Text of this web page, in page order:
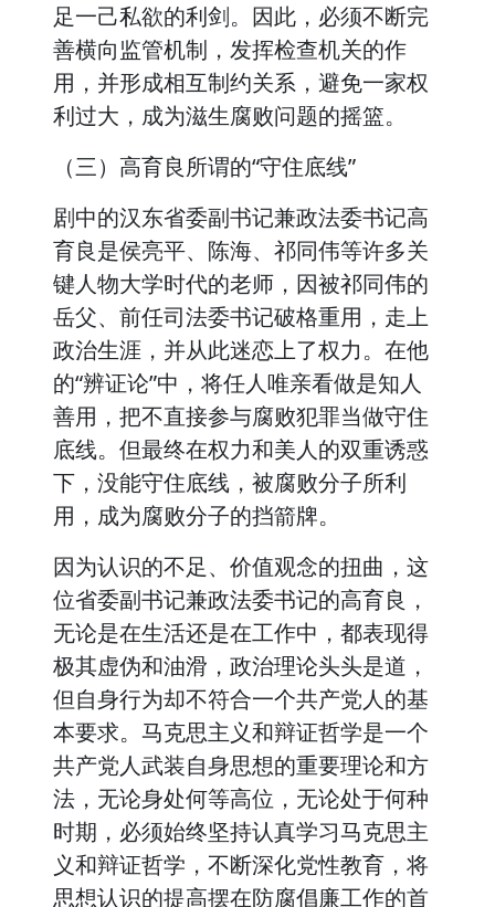
足一己私欲的利剑。因此，必须不断完
善横向监管机制，发挥检查机关的作
用，并形成相互制约关系，避免一家权
利过大，成为滋生腐败问题的摇篮。
（三）高育良所谓的“守住底线”
剧中的汉东省委副书记兼政法委书记高
育良是侯亮平、陈海、祁同伟等许多关
键人物大学时代的老师，因被祁同伟的
岳父、前任司法委书记破格重用，走上
政治生涯，并从此迷恋上了权力。在他
的“辨证论”中，将任人唯亲看做是知人
善用，把不直接参与腐败犯罪当做守住
底线。但最终在权力和美人的双重诱惑
下，没能守住底线，被腐败分子所利
用，成为腐败分子的挡箭牌。
因为认识的不足、价值观念的扭曲，这
位省委副书记兼政法委书记的高育良，
无论是在生活还是在工作中，都表现得
极其虚伪和油滑，政治理论头头是道，
但自身行为却不符合一个共产党人的基
本要求。马克思主义和辩证哲学是一个
共产党人武装自身思想的重要理论和方
法，无论身处何等高位，无论处于何种
时期，必须始终坚持认真学习马克思主
义和辩证哲学，不断深化党性教育，将
思想认识的提高摆在防腐倡廉工作的首